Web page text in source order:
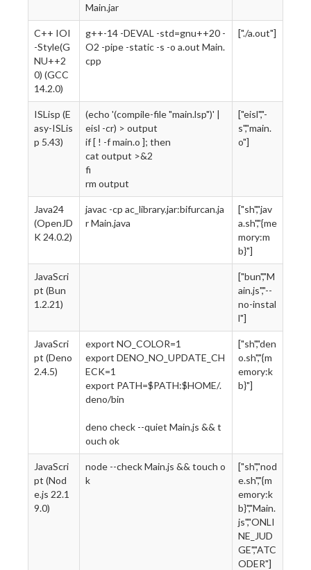
Main.jar
C++ IOI
-Style(G
NU++2
0) (GCC
14.2.0)
g++-14 -DEVAL -std=gnu++20 -
O2 -pipe -static -s -o a.out Main.
cpp
["./a.out"]
ISLisp (E
asy-ISLis
p 5.43)
(echo '(compile-file "main.lsp")' |
eisl -cr) > output
if [ ! -f main.o ]; then
cat output >&2
fi
rm output
["eisl","-
s","main.
o"]
Java24
(OpenJD
K 24.0.2)
javac -cp ac_library.jar:bifurcan.ja
r Main.java
["sh","jav
a.sh","{me
mory:m
b}"]
JavaScri
pt (Bun
1.2.21)
["bun","M
ain.js","--
no-instal
l"]
JavaScri
pt (Deno
2.4.5)
export NO_COLOR=1
export DENO_NO_UPDATE_CH
ECK=1
export PATH=$PATH:$HOME/.
deno/bin
deno check --quiet Main.js && t
ouch ok
["sh","den
o.sh","{m
emory:k
b}"]
JavaScri
pt (Nod
e.js 22.1
9.0)
node --check Main.js && touch o
k
["sh","nod
e.sh","{m
emory:k
b}","Main.
js","ONLI
NE_JUD
GE","ATC
ODER"]